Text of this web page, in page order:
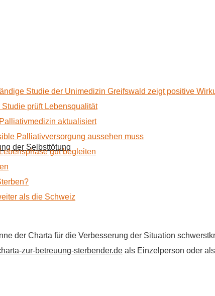
der Selbsttötung
Studie der Unimedizin Greifswald zeigt positive
prüft Lebensqualität
aktualisiert
Palliativversorgung aussehen muss
gut begleiten
als die Schweiz
der Charta für die Verbesserung der Situation
zur-betreuung-sterbender.de als Einzelperson oder